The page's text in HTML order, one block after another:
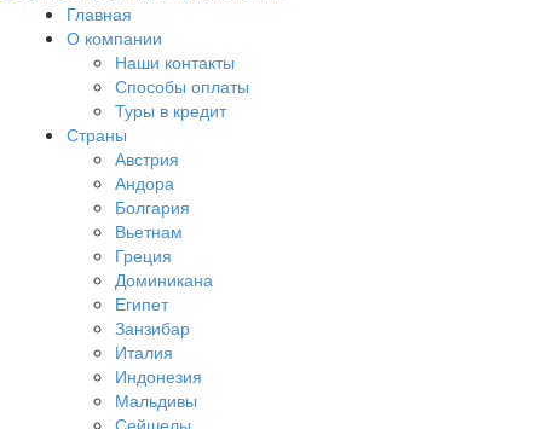
Главная
О компании
Наши контакты
Способы оплаты
Туры в кредит
Страны
Австрия
Андора
Болгария
Вьетнам
Греция
Доминикана
Египет
Занзибар
Италия
Индонезия
Мальдивы